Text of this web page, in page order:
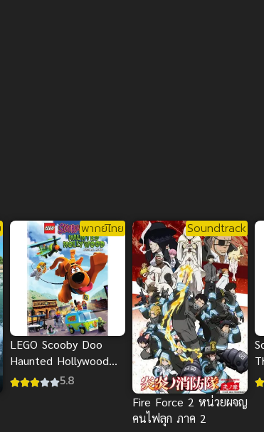
พากย์ไทย
LEGO Scooby Doo
Haunted Hollywood
อาถรรพ์เมืองมายา
5.8
Soundtrack
Fire Force 2 หน่วยผจญ
คนไฟลุก ภาค 2
ม